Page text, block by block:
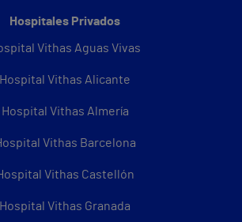
Hospitales Privados
Vithas Aguas Vivas
Hospital Vithas Alicante
Hospital Vithas Almería
Vithas Barcelona
Vithas Castellón
Hospital Vithas Granada